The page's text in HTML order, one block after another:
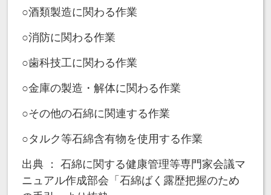
○酒類製造に関わる作業
○消防に関わる作業
○歯科技工に関わる作業
○金庫の製造・解体に関わる作業
○その他の石綿に関連する作業
○タルク等石綿含有物を使用する作業
出典 ： 石綿に関する健康管理等専門家会議マ
ニュアル作成部会「石綿ばく露歴把握のため